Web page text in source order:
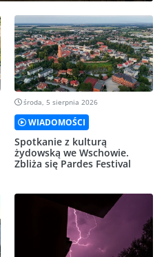
środa, 5 sierpnia 2026
WIADOMOŚCI
Spotkanie z kulturą
żydowską we Wschowie.
Zbliża się Pardes Festival